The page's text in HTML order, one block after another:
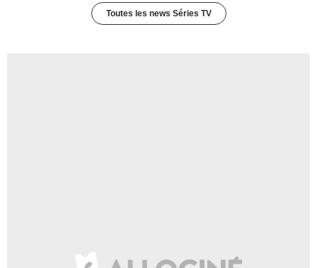
Toutes les news Séries TV